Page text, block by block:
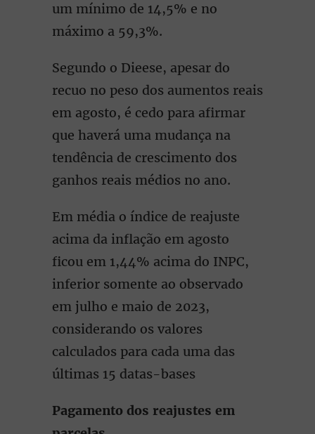
um mínimo de 14,5% e no
máximo a 59,3%.
Segundo o Dieese, apesar do
recuo no peso dos aumentos reais
em agosto, é cedo para aﬁrmar
que haverá uma mudança na
tendência de crescimento dos
ganhos reais médios no ano.
Em média o índice de reajuste
acima da inflação em agosto
ficou em 1,44% acima do INPC,
inferior somente ao observado
em julho e maio de 2023,
considerando os valores
calculados para cada uma das
últimas 15 datas-bases
Pagamento dos reajustes em